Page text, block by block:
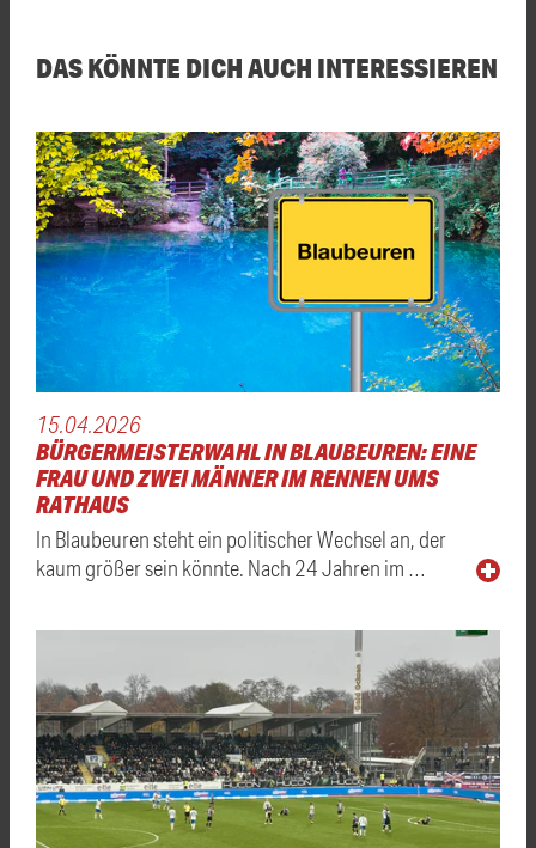
DAS KÖNNTE DICH AUCH INTERESSIEREN
15.04.2026
BÜRGERMEISTERWAHL IN BLAUBEUREN: EINE
FRAU UND ZWEI MÄNNER IM RENNEN UMS
RATHAUS
In Blaubeuren steht ein politischer Wechsel an, der
kaum größer sein könnte. Nach 24 Jahren im …